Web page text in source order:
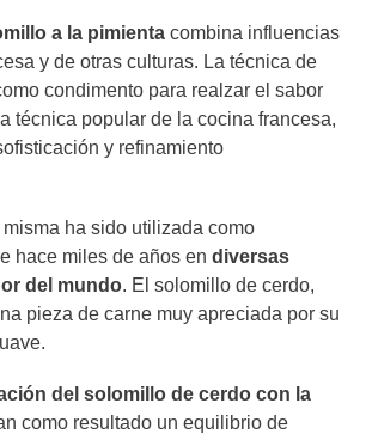
a la pimienta combina influencias
y de otras culturas. La técnica de
condimento para realzar el sabor
técnica popular de la cocina francesa,
y refinamiento
ha sido utilizada como
hace miles de años en diversas
del mundo. El solomillo de cerdo,
pieza de carne muy apreciada por su
del solomillo de cerdo con la
como resultado un equilibrio de